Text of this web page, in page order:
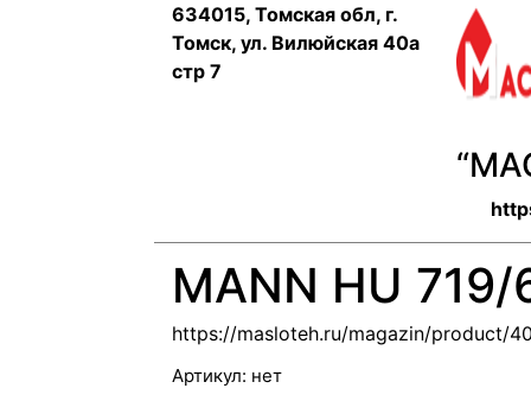
634015, Томская обл, г.
Томск, ул. Вилюйская 40а
стр 7
MANN HU 719/
https://masloteh.ru/magazin/product/
Артикул: нет